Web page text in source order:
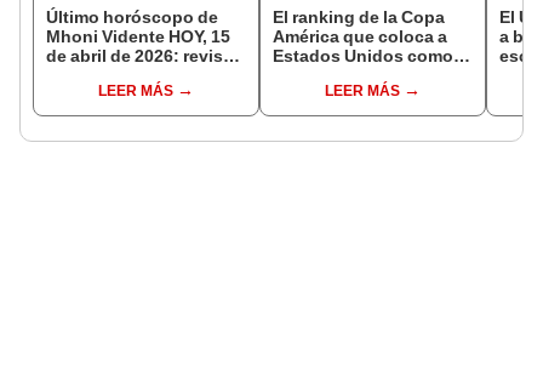
Último horóscopo de
Mhoni Vidente HOY, 15
de abril de 2026: revisa
signo y entérate si te
espera un día
LEER MÁS
El ranking de la Copa
América que coloca a
Estados Unidos como
más valiosas del torneo
LEER MÁS
El
a